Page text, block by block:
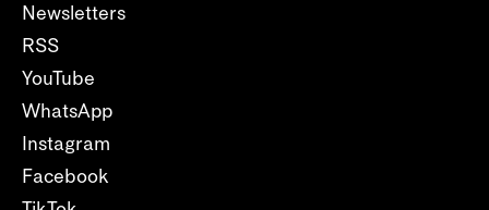
Newsletters
RSS
YouTube
WhatsApp
Instagram
Facebook